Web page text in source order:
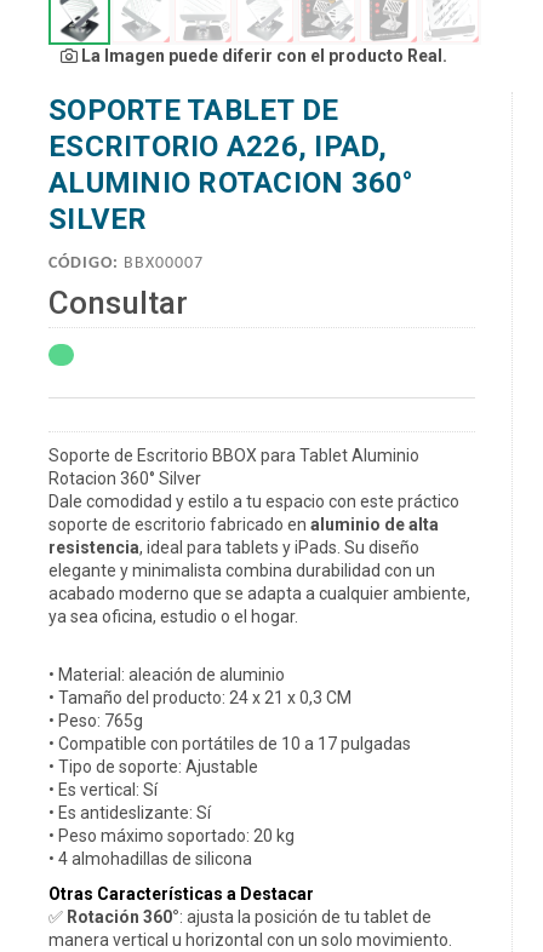
La Imagen puede diferir con el producto Real.
SOPORTE TABLET DE
ESCRITORIO A226, IPAD,
ALUMINIO ROTACION 360°
SILVER
CÓDIGO: BBX00007
Consultar
Soporte de Escritorio BBOX para Tablet Aluminio
Rotacion 360° Silver
Dale comodidad y estilo a tu espacio con este práctico
soporte de escritorio fabricado en aluminio de alta
resistencia, ideal para tablets y iPads. Su diseño
elegante y minimalista combina durabilidad con un
acabado moderno que se adapta a cualquier ambiente,
ya sea oficina, estudio o el hogar.
• Material: aleación de aluminio
• Tamaño del producto: 24 x 21 x 0,3 CM
• Peso: 765g
• Compatible con portátiles de 10 a 17 pulgadas
• Tipo de soporte: Ajustable
• Es vertical: Sí
• Es antideslizante: Sí
• Peso máximo soportado: 20 kg
• 4 almohadillas de silicona
Otras Características a Destacar
✅ Rotación 360°: ajusta la posición de tu tablet de
manera vertical u horizontal con un solo movimiento.